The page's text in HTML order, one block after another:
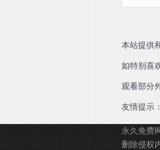
本站提供
如特别喜
观看部分
友情提示
永久免费
删除侵权